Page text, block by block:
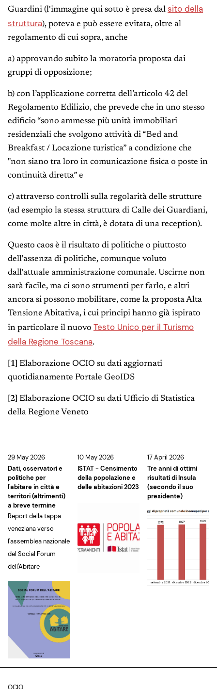
Guardini (l'immagine qui sotto è presa dal sito della
struttura), poteva e può essere evitata, oltre al
regolamento di cui sopra, anche
a) approvando subito la moratoria proposta dai
gruppi di opposizione;
b) con l’applicazione corretta dell’articolo 42 del
Regolamento Edilizio, che prevede che in uno stesso
edificio “sono ammesse più unità immobiliari
residenziali che svolgono attività di “Bed and
Breakfast / Locazione turistica” a condizione che
"non siano tra loro in comunicazione fisica o poste in
continuità diretta” e
c) attraverso controlli sulla regolarità delle strutture
(ad esempio la stessa struttura di Calle dei Guardiani,
come molte altre in città, è dotata di una reception).
Questo caos è il risultato di politiche o piuttosto
dell'assenza di politiche, comunque voluto
dall'attuale amministrazione comunale. Uscirne non
sarà facile, ma ci sono strumenti per farlo, e altri
ancora si possono mobilitare, come la proposta Alta
Tensione Abitativa, i cui principi hanno già ispirato
in particolare il nuovo Testo Unico per il Turismo
della Regione Toscana.
[1] Elaborazione OCIO su dati aggiornati
quotidianamente Portale GeoIDS
[2] Elaborazione OCIO su dati Ufficio di Statistica
della Regione Veneto
29 May 2026
Dati, osservatori e
politiche per
l'abitare in città e
territori (altrimenti)
a breve termine
Report della tappa
veneziana verso
l'assemblea nazionale
del Social Forum
dell'Abitare
10 May 2026
ISTAT - Censimento
della popolazione e
delle abitazioni 2023
17 April 2026
Tre anni di ottimi
risultati di Insula
(secondo il suo
presidente)
OCIO